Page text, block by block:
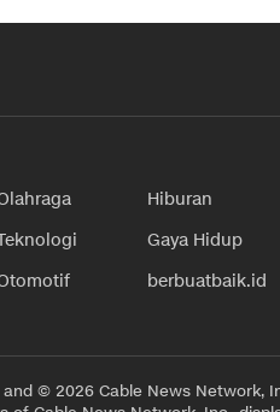
Hiburan
Gaya Hidup
berbuatbaik.id
© 2026 Cable News Network,